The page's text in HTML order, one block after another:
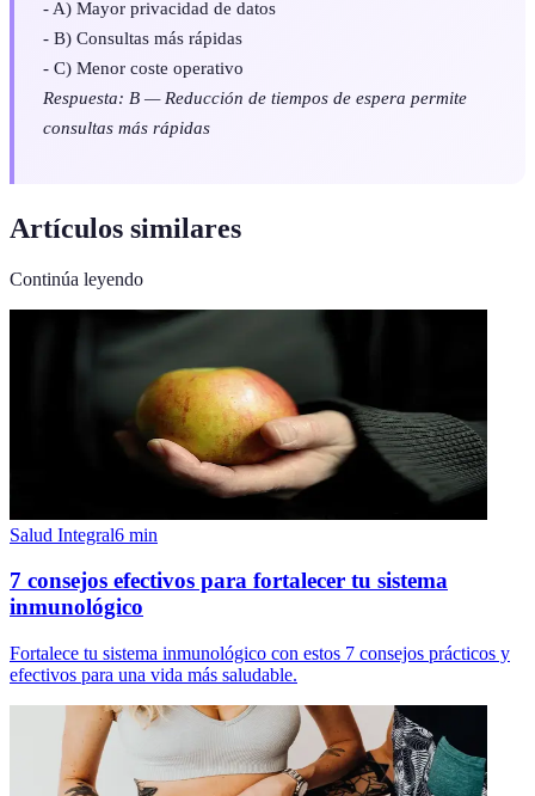
- A) Mayor privacidad de datos
- B) Consultas más rápidas
- C) Menor coste operativo
Respuesta: B — Reducción de tiempos de espera permite
consultas más rápidas
Artículos similares
Continúa leyendo
Salud Integral6 min
7 consejos efectivos para fortalecer tu sistema
inmunológico
Fortalece tu sistema inmunológico con estos 7 consejos prácticos y
efectivos para una vida más saludable.